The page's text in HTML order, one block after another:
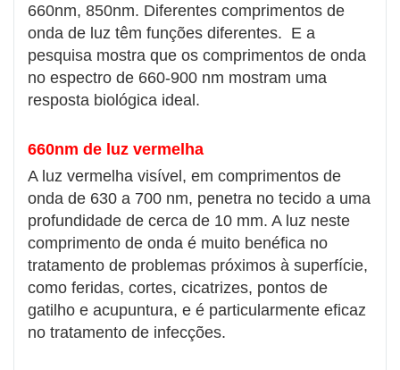
660nm, 850nm. Diferentes comprimentos de
onda de luz têm funções diferentes. E a
pesquisa mostra que os comprimentos de onda
no espectro de 660-900 nm mostram uma
resposta biológica ideal.
660nm de luz vermelha
A luz vermelha visível, em comprimentos de
onda de 630 a 700 nm, penetra no tecido a uma
profundidade de cerca de 10 mm. A luz neste
comprimento de onda é muito benéfica no
tratamento de problemas próximos à superfície,
como feridas, cortes, cicatrizes, pontos de
gatilho e acupuntura, e é particularmente eficaz
no tratamento de infecções.